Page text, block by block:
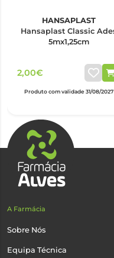
HANSAPLAST
Hansaplast Classic Ades
5mx1,25cm
2,00€
Produto com validade 31/08/2027
A Farmácia
Sobre Nós
Equipa Técnica